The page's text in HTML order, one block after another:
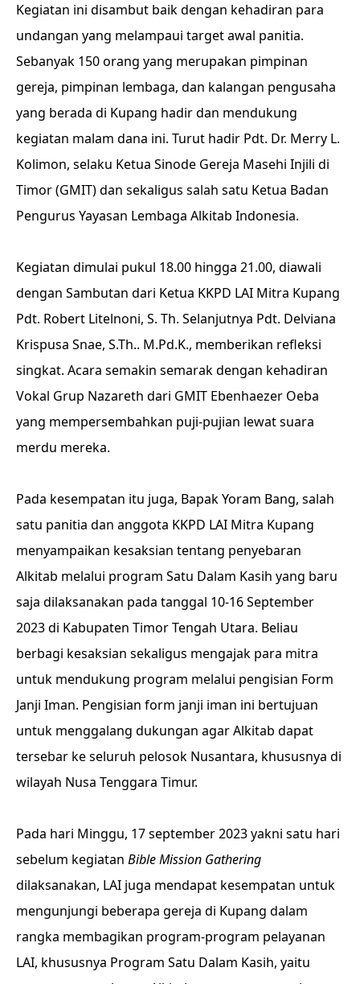
Kegiatan ini disambut baik dengan kehadiran para
undangan yang melampaui target awal panitia.
Sebanyak 150 orang yang merupakan pimpinan
gereja, pimpinan lembaga, dan kalangan pengusaha
yang berada di Kupang hadir dan mendukung
kegiatan malam dana ini. Turut hadir Pdt. Dr. Merry L.
Kolimon, selaku Ketua Sinode Gereja Masehi Injili di
Timor (GMIT) dan sekaligus salah satu Ketua Badan
Pengurus Yayasan Lembaga Alkitab Indonesia.
Kegiatan dimulai pukul 18.00 hingga 21.00, diawali
dengan Sambutan dari Ketua KKPD LAI Mitra Kupang
Pdt. Robert Litelnoni, S. Th. Selanjutnya Pdt. Delviana
Krispusa Snae, S.Th.. M.Pd.K., memberikan refleksi
singkat. Acara semakin semarak dengan kehadiran
Vokal Grup Nazareth dari GMIT Ebenhaezer Oeba
yang mempersembahkan puji-pujian lewat suara
merdu mereka.
Pada kesempatan itu juga, Bapak Yoram Bang, salah
satu panitia dan anggota KKPD LAI Mitra Kupang
menyampaikan kesaksian tentang penyebaran
Alkitab melalui program Satu Dalam Kasih yang baru
saja dilaksanakan pada tanggal 10-16 September
2023 di Kabupaten Timor Tengah Utara. Beliau
berbagi kesaksian sekaligus mengajak para mitra
untuk mendukung program melalui pengisian Form
Janji Iman. Pengisian form janji iman ini bertujuan
untuk menggalang dukungan agar Alkitab dapat
tersebar ke seluruh pelosok Nusantara, khususnya di
wilayah Nusa Tenggara Timur.
Pada hari Minggu, 17 september 2023 yakni satu hari
sebelum kegiatan Bible Mission Gathering
dilaksanakan, LAI juga mendapat kesempatan untuk
mengunjungi beberapa gereja di Kupang dalam
rangka membagikan program-program pelayanan
LAI, khususnya Program Satu Dalam Kasih, yaitu